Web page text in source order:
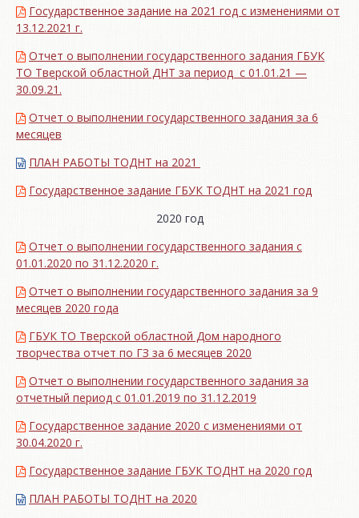
Государственное задание на 2021 год с изменениями от
13.12.2021 г.
Отчет о выполнении государственного задания ГБУК
ТО Тверской областной ДНТ за период с 01.01.21 —
30.09.21.
Отчет о выполнении государственного задания за 6
месяцев
ПЛАН РАБОТЫ ТОДНТ на 2021
Государственное задание ГБУК ТОДНТ на 2021 год
2020 год
Отчет о выполнении государственного задания с
01.01.2020 по 31.12.2020 г.
Отчет о выполнении государственного задания за 9
месяцев 2020 года
ГБУК ТО Тверской областной Дом народного
творчества отчет по ГЗ за 6 месяцев 2020
Отчет о выполнении государственного задания за
отчетный период с 01.01.2019 по 31.12.2019
Государственное задание 2020 с изменениями от
30.04.2020 г.
Государственное задание ГБУК ТОДНТ на 2020 год
ПЛАН РАБОТЫ ТОДНТ на 2020